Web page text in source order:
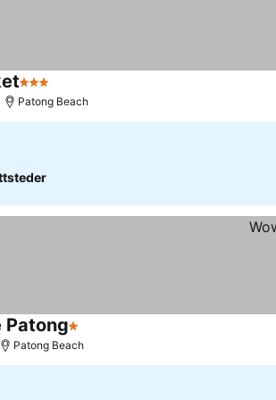
3 Stjerner
Patong Beach
Patong1 Stjerner
Patong Beach